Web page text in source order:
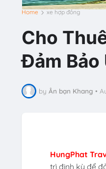
Home xe hợp đồng
Cho
Đảm Bảo
by Ân bạn Khang •
HungPhat
trì định kỳ để